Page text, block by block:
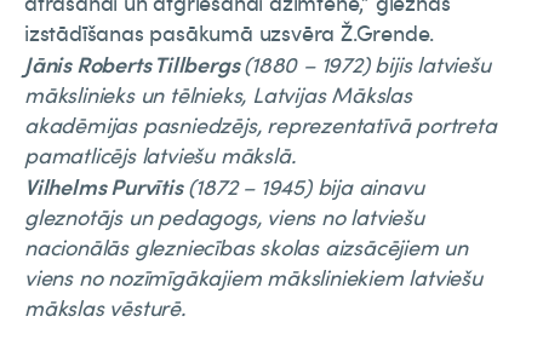
izstādīšanas pasākumā uzsvēra Ž.Grende.
Jānis Roberts Tillbergs(1880 – 1972) bijis latviešu
mākslinieks un tēlnieks, Latvijas Mākslas
akadēmijas pasniedzējs, reprezentatīvā portreta
pamatlicējs latviešu mākslā.
Vilhelms Purvītis(1872 – 1945) bija ainavu
gleznotājs un pedagogs, viens no latviešu
nacionālās glezniecības skolas aizsācējiem un
viens no nozīmīgākajiem māksliniekiem latviešu
mākslas vēsturē.